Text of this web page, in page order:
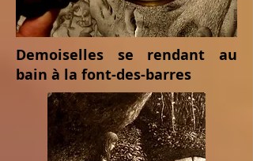
Demoiselles se rendant au
bain à la font-des-barres